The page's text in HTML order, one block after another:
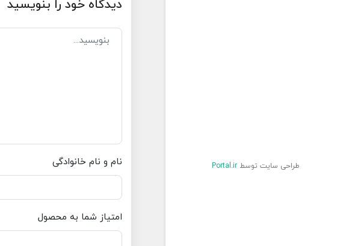
طراحی سایت توسط Portal.ir
دیدگاه خود را بنویسید
نام و نام خانوادگی
امتیاز شما به محصول